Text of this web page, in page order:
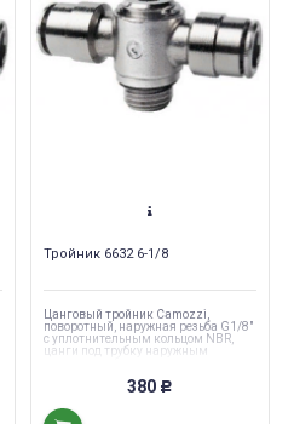
Тройник 6632 6-1/8
Цанговый тройник Camozzi,
поворотный, наружная резьба G1/8"
с уплотнительным кольцом NBR,
цанги под трубку наружным
380 Р